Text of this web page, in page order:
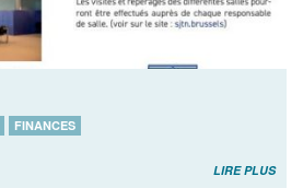
FINANCES
LIRE PLUS